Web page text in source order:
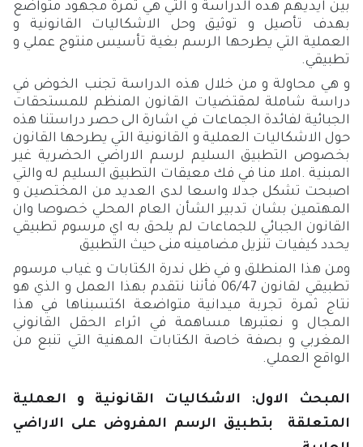
بين ايديهم هده الدراسة و التي هي ثمرة مجهود متواضع
بهدف تأصيل و توثيق وحل الاشكاليات القانونية و
العملية التي يطرحها الرسم بغية تأسيس منتوج عملي و
تطبيقي.
و هي محاولة و من خلال هذه الدراسة تجنب الخوض في
دراسة شاملة لمقتضيات القانون المنظم للمستحقات
الجبائية لفائدة الجماعات في اشارة الى حصر دراستنا هذه
حول الاشكاليات العملية و القانونية التي يطرحها القانون
بخصوص التطبيق السليم لرسم الاراضي الحضرية غير
المبنية .املا منا في فك معيقات التطبيق السليم له والتي
اصبحت تشكل جدلا واسعا لدى العديد من المختصين و
المهتمين بشان تدبير الشأن العام المحلي خصوصا وان
القانون الجبائي للجماعات لم يلحق به اي مرسوم تطبيقي
يحدد كيفيات تنزيل مضامينه منى حيث التطبيق
ومن هذا المنطلق و في ظل ندرة الكتابات و غياب مرسوم
تطبيقي لقانون 06/47 فأننا نتقدم بهذا العمل و الذي هو
نتاج ثمرة تجربة ميدانية متواضعة اكتسبناها في هذا
المجال و نعتبرها مساهمة في اثراء الحقل القانوني
المغربي و بصفة خاصة الكتابات المهنية التي تنبع من
الواقع العملي.
المبحث الاول:
الاشكاليات القانونية و العملية
المتعلقة بتطبيق الرسم المفروض على الاراضي